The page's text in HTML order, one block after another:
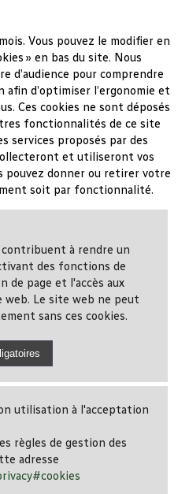
Vous pouvez le modifier en
» en bas du site. Nous
d’audience pour comprendre
d’optimiser l’ergonomie et
Ces cookies ne sont déposés
fonctionnalités de ce site
services proposés par des
et utiliseront vos
pouvez donner ou retirer votre
soit par fonctionnalité.
contribuent à rendre un
des fonctions de
de page et l'accès aux
web. Le site web ne peut
sans ces cookies.
utilisation à l'acceptation
règles de gestion des
adresse